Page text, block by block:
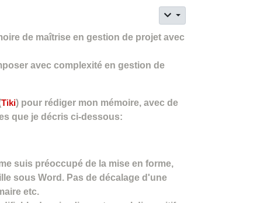
de maîtrise en gestion de projet avec
avec complexité en gestion de
Tiki) pour rédiger mon mémoire, avec de
que je décris ci-dessous:
suis préoccupé de la mise en forme,
sous Word. Pas de décalage d'une
etc.